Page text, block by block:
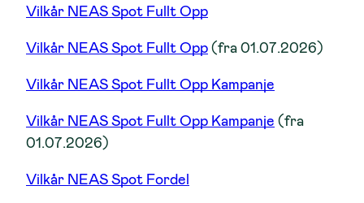
Vilkår NEAS Spot Fullt Opp
Vilkår NEAS Spot Fullt Opp(fra 01.07.2026)
Vilkår NEAS Spot Fullt Opp Kampanje
Vilkår NEAS Spot Fullt Opp Kampanje (fra
01.07.2026)
Vilkår NEAS Spot Fordel